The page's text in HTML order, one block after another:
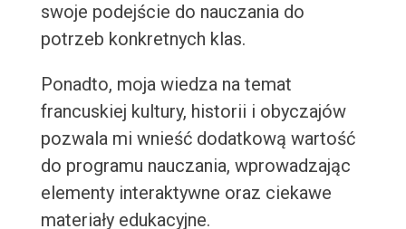
swoje podejście do nauczania do
potrzeb konkretnych klas.
Ponadto, moja wiedza na temat
francuskiej kultury, historii i obyczajów
pozwala mi wnieść dodatkową wartość
do programu nauczania, wprowadzając
elementy interaktywne oraz ciekawe
materiały edukacyjne.